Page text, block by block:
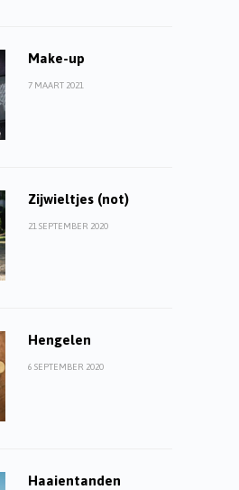
Make-up
7 MAART 2021
Zijwieltjes (not)
21 SEPTEMBER 2020
Hengelen
6 SEPTEMBER 2020
Haaientanden